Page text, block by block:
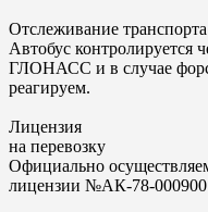
Отслеживание транспорта
Автобус контролируется
ГЛОНАСС и в случае
реагируем.
Лицензия
на перевозку
Официально
лицензии №АК-78-000900